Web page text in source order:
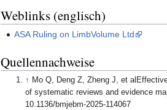
Weblinks (englisch)
ASA Ruling on LimbVolume Ltd
Quellennachweise
↑ Mo Q, Deng Z, Zheng J, et
of systematic reviews and evidence
10.1136/bmjebm-2025-114067